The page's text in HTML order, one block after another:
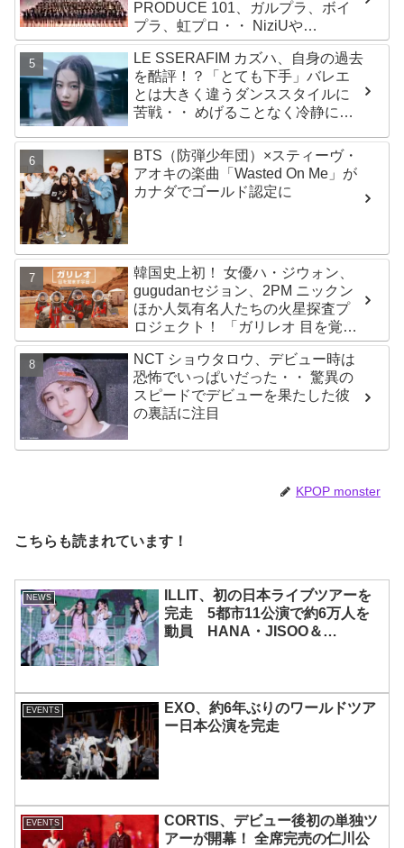
PRODUCE 101、ガルプラ、ボイ
プラ、虹プロ・・ NiziUや
Kep1er、ZEROBASEONEら人気
グループが続々と誕生！ JO1や
INI、ME:Iを生んだ日プまで一挙紹
介
LE SSERAFIM カズハ、自身の過去
を酷評！？「とても下手」バレエ
とは大きく違うダンススタイルに
苦戦・・ めげることなく冷静に努
BTS（防弾少年団）×スティーヴ・
アオキの楽曲「Wasted On Me」が
カナダでゴールド認定に
韓国史上初！ 女優ハ・ジウォン、
gugudanセジョン、2PM ニックン
ほか人気有名人たちの火星探査プ
ロジェクト！ 「ガリレオ 目を覚ま
す宇宙」10月10日（水）日本初放
送決定
NCT ショウタロウ、デビュー時は
恐怖でいっぱいだった・・ 驚異の
スピードでデビューを果たした彼
の裏話に注目
KPOP monster
こちらも読まれています！
NEWS
ILLIT、初の日本ライブツアーを
完走 5都市11公演で約6万人を
動員 HANA・JISOO＆
EVENTS
EXO、約6年ぶりのワールドツア
ー日本公演を完走
EVENTS
CORTIS、デビュー後初の単独ツ
アーが開幕！ 全席完売の仁川公